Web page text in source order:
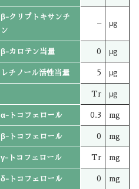
β-クリプトキサンチ
ン
– μg
β-カロテン当量 0 μg
レチノール活性当量 5 μg
Tr μg
α-トコフェロール 0.3 mg
β-トコフェロール 0 mg
γ-トコフェロール Tr mg
δ-トコフェロール 0 mg